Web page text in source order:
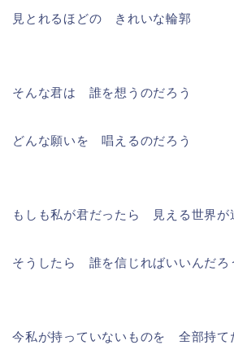
見とれるほどの きれいな輪郭
そんな君は 誰を想うのだろう
どんな願いを 唱えるのだろう
もしも私が君だったら 見える世界が
そうしたら 誰を信じればいいんだろ
今私が持っていないものを 全部持て